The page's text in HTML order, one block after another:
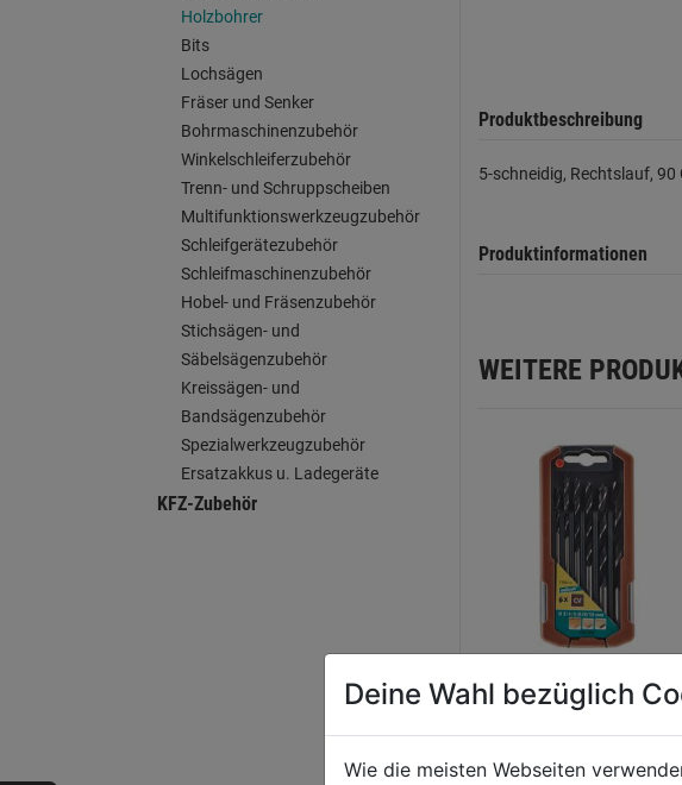
Holzbohrer
Bits
Lochsägen
Fräser und Senker
Bohrmaschinenzubehör
Winkelschleiferzubehör
Trenn- und Schruppscheiben
Multifunktionswerkzeugzubehör
Schleifgerätezubehör
Schleifmaschinenzubehör
Hobel- und Fräsenzubehör
Stichsägen- und
Säbelsägenzubehör
Kreissägen- und
Bandsägenzubehör
Spezialwerkzeugzubehör
Ersatzakkus u. Ladegeräte
KFZ-Zubehör
Produktbeschreibung
5-schneidig, Rechtslauf,
Produktinformationen
WEITERE
Holzspiralbohrer-Set
6tlg. DM
3,4,5,6,8,10mm
Deine Wahl bezüglich
Wie die meisten Webseiten